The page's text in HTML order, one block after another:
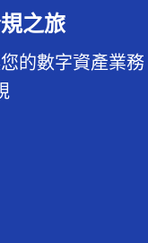
之旅
的數字資產業務